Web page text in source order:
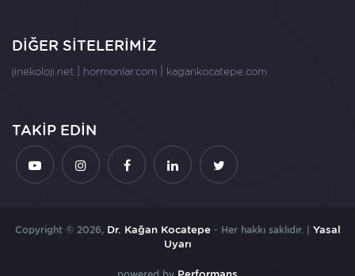
DİĞER SİTELERİMİZ
jinekoloji.net hormonlar.com kagankocatepe.com
TAKİP EDİN
Copyright © 2026, Dr. Kağan Kocatepe- Her hakkı saklıdır. | Yasal
Uyarı